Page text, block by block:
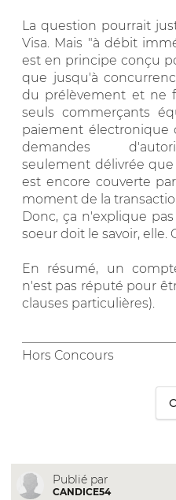
La question pourrait
Visa. Mais "à débit
est en principe conçu
que jusqu'à
du prélèvement et ne
seuls commerçants
paiement électronique
demandes
seulement délivrée
est encore couverte
moment de la
Donc, ça n'explique
soeur doit le savoir, elle.
En résumé, un
n'est pas réputé pour
clauses particulières).
Hors Concours
Publié par
CANDICE54